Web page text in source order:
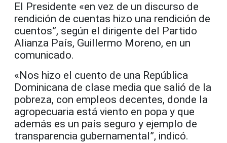
El Presidente «en vez de un discurso de
rendición de cuentas hizo una rendición de
cuentos”, según el dirigente del Partido
Alianza País, Guillermo Moreno, en un
comunicado.
«Nos hizo el cuento de una República
Dominicana de clase media que salió de la
pobreza, con empleos decentes, donde la
agropecuaria está viento en popa y que
además es un país seguro y ejemplo de
transparencia gubernamental”, indicó.